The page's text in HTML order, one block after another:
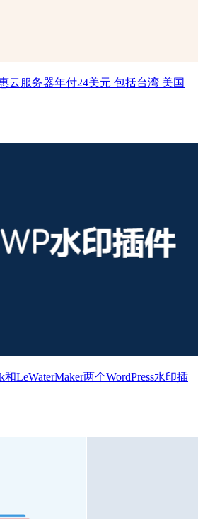
云服务器年付24美元 包括台湾 美国
和LeWaterMaker两个WordPress水印插